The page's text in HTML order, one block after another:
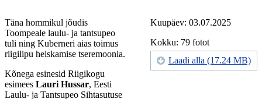
Kuupäev: 03.07.2025
Kokku: 79 fotot
Laadi alla (17.24 MB)
Täna hommikul jõudis
Toompeale laulu- ja tantsupeo
tuli ning Kuberneri aias toimus
riigilipu heiskamise tseremoonia.
Kõnega esinesid Riigikogu
esimees Lauri Hussar, Eesti
Laulu- ja Tantsupeo Sihtasutuse